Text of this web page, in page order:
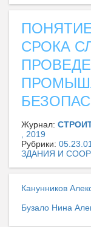
СРОКА
Журнал:
, 2019
Рубрики:
ЗДАНИЯ И
Канунников
Бузало Нина